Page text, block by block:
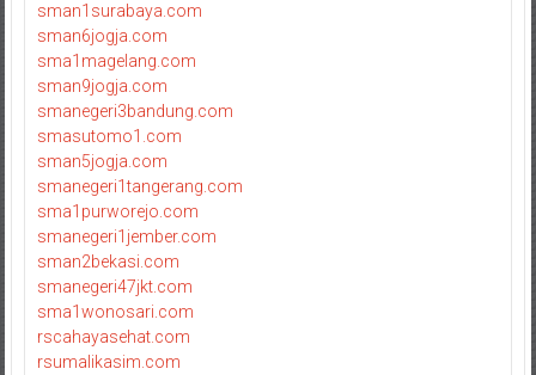
sman1surabaya.com
sman6jogja.com
sma1magelang.com
sman9jogja.com
smanegeri3bandung.com
smasutomo1.com
sman5jogja.com
smanegeri1tangerang.com
sma1purworejo.com
smanegeri1jember.com
sman2bekasi.com
smanegeri47jkt.com
sma1wonosari.com
rscahayasehat.com
rsumalikasim.com